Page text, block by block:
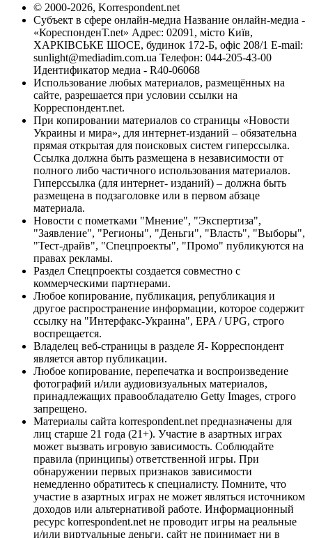
© 2000-2026, Korrespondent.net
Субъект в сфере онлайн-медиа Название онлайн-медиа -
«КореспонденТ.net» Адрес: 02091, місто Київ,
ХАРКІВСЬКЕ ШОСЕ, будинок 172-Б, офіс 208/1 E-mail:
sunlight@mediadim.com.ua Телефон: 044-205-43-00
Идентификатор медиа - R40-06068
Использование любых материалов, размещённых на
сайте, разрешается при условии ссылки на
Корреспондент.net.
При копировании материалов со страницы «Новости
Украины и мира», для интернет-изданий – обязательна
прямая открытая для поисковых систем гиперссылка.
Ссылка должна быть размещена в независимости от
полного либо частичного использования материалов.
Гиперссылка (для интернет- изданий) – должна быть
размещена в подзаголовке или в первом абзаце
материала.
Новости с пометками "Мнение", "Экспертиза",
"Заявление", "Регионы", "Деньги", "Власть", "Выборы",
"Тест-драйв", "Спецпроекты", "Промо" публикуются на
правах рекламы.
Раздел Спецпроекты создается совместно с
коммерческими партнерами.
Любое копирование, публикация, републикация и
другое распространение информации, которое содержит
ссылку на "Интерфакс-Украина", EPA / UPG, строго
воспрещается.
Владелец веб-страницы в разделе Я- Корреспондент
является автор публикации.
Любое копирование, перепечатка и воспроизведение
фотографий и/или аудиовизуальных материалов,
принадлежащих правообладателю Getty Images, строго
запрещено.
Материалы сайта korrespondent.net предназначены для
лиц старше 21 года (21+). Участие в азартных играх
может вызвать игровую зависимость. Соблюдайте
правила (принципы) ответственной игры. При
обнаружении первых признаков зависимости
немедленно обратитесь к специалисту. Помните, что
участие в азартных играх не может являться источником
доходов или альтернативой работе. Информационный
ресурс korrespondent.net не проводит игры на реальные
и/или виртуальные деньги, сайт не принимает ни в